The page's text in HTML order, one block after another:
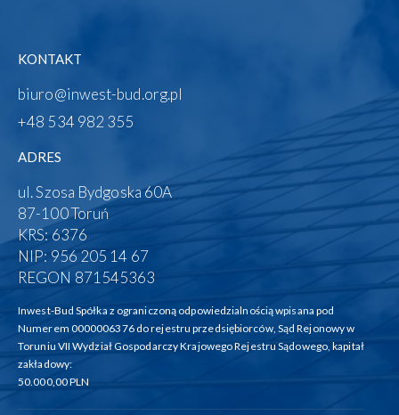
KONTAKT
biuro@inwest-bud.org.pl
+48 534 982 355‬
ADRES
ul. Szosa Bydgoska 60A
87-100 Toruń
KRS: 6376
NIP: 956 205 14 67
REGON 871545363
Inwest-Bud Spółka z ograniczoną odpowiedzialnością wpisana pod
Numerem 0000006376 do rejestru przedsiębiorców, Sąd Rejonowy w
Toruniu VII Wydział Gospodarczy Krajowego Rejestru Sądowego, kapitał
zakładowy:
50.000,00 PLN